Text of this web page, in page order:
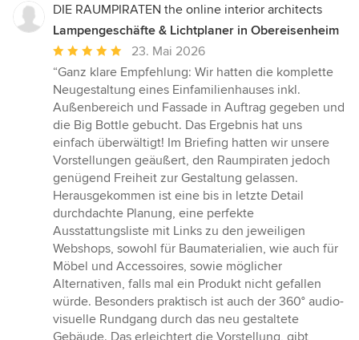
DIE RAUMPIRATEN the online interior architects
Lampengeschäfte & Lichtplaner in Obereisenheim
Durchschnittliche
Bewertung:
5
von
5
Sternen
23. Mai 2026
“Ganz klare Empfehlung: Wir hatten die komplette
Neugestaltung eines Einfamilienhauses inkl.
Außenbereich und Fassade in Auftrag gegeben und
die Big Bottle gebucht. Das Ergebnis hat uns
einfach überwältigt! Im Briefing hatten wir unsere
Vorstellungen geäußert, den Raumpiraten jedoch
genügend Freiheit zur Gestaltung gelassen.
Herausgekommen ist eine bis in letzte Detail
durchdachte Planung, eine perfekte
Ausstattungsliste mit Links zu den jeweiligen
Webshops, sowohl für Baumaterialien, wie auch für
Möbel und Accessoires, sowie möglicher
Alternativen, falls mal ein Produkt nicht gefallen
würde. Besonders praktisch ist auch der 360° audio-
visuelle Rundgang durch das neu gestaltete
Gebäude. Das erleichtert die Vorstellung, gibt